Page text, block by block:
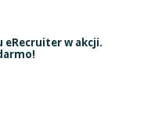
w akcji.